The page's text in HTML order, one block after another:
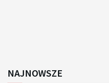
NAJNOWSZE